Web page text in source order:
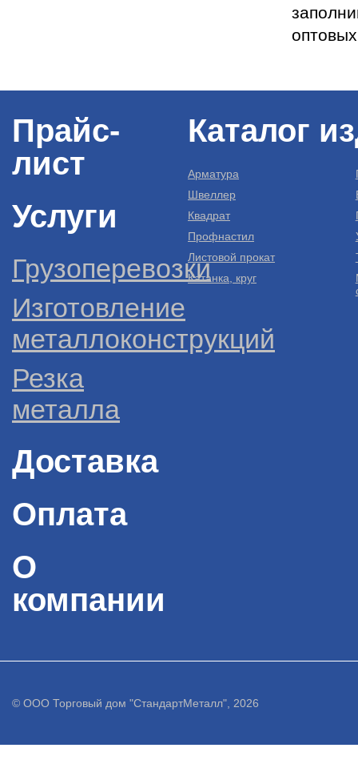
Прайс-
лист
Услуги
Грузоперевозки
Изготовление
металлоконструкций
Резка
металла
Доставка
Оплата
О
компании
Каталог
Арматура
Швеллер
Квадрат
Профнастил
Листовой прокат
Катанка, круг
© ООО Торговый дом "СтандартМеталл", 2026